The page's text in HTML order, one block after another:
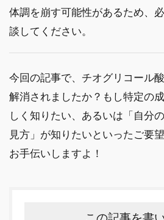
体調を崩す可能性があるため、
談してください。
今回の記事で、チオグリコール
解消されましたか？もし特定の
しく知りたい、あるいは「自分
見方」が知りたいといったご要
お手伝いしますよ！